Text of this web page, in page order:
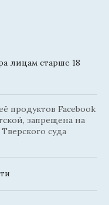
лицам старше 18
продуктов Facebook
запрещена на
суда